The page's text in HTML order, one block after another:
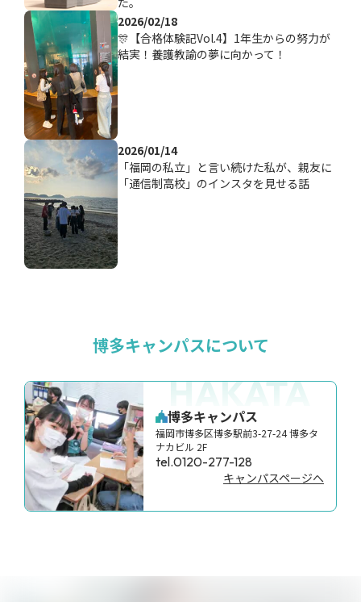
2026/02/18
🎊【合格体験記Vol.4】1年生からの努力が
結実！養護教諭の夢に向かって！
2026/01/14
「福岡の私立」と言い続けた私が、親友に
「通信制高校」のインスタを見せる話
博多キャンパスについて
HAKATA
博多キャンパス
福岡市博多区博多駅前3-27-24 博多タ
ナカビル 2F
tel.0120-277-128
キャンパスページへ